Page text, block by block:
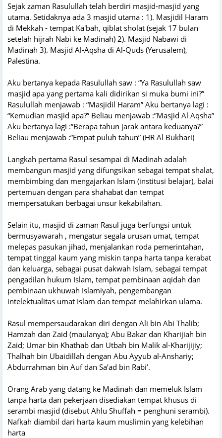
Sejak zaman Rasulullah telah berdiri masjid-masjid yang
utama. Setidaknya ada 3 masjid utama : 1). Masjidil Haram
di Mekkah - tempat Ka'bah, qiblat sholat (sejak 17 bulan
setelah hijrah Nabi ke Madinah) 2). Masjid Nabawi di
Madinah 3). Masjid Al-Aqsha di Al-Quds (Yerusalem),
Palestina.
Aku bertanya kepada Rasulullah saw : “Ya Rasulullah saw
masjid apa yang pertama kali didirikan si muka bumi ini?”
Rasulullah menjawab : “Masjidil Haram” Aku bertanya lagi :
“Kemudian masjid apa?” Beliau menjawab :”Masjid Al Aqsha”
Aku bertanya lagi :”Berapa tahun jarak antara keduanya?”
Beliau menjawab :”Empat puluh tahun” (HR Al Bukhari)
Langkah pertama Rasul sesampai di Madinah adalah
membangun masjid yang difungsikan sebagai tempat shalat,
membimbing dan mengajarkan Islam (institusi belajar), balai
pertemuan dengan para shahabat dan tempat
mempersatukan berbagai unsur kekabilahan.
Selain itu, masjid di zaman Rasul juga berfungsi untuk
bermusyawarah , mengatur segala urusan umat, tempat
melepas pasukan jihad, menjalankan roda pemerintahan,
tempat tinggal kaum yang miskin tanpa harta tanpa kerabat
dan keluarga, sebagai pusat dakwah Islam, sebagai tempat
pengadilan hukum Islam, tempat pembinaan aqidah dan
pembinaan ukhuwah Islamiyah, pengembangan
intelektualitas umat Islam dan tempat melahirkan ulama.
Rasul mempersaudarakan diri dengan Ali bin Abi Thalib;
Hamzah dan Zaid (maulanya); Abu Bakar dan Kharijiah bin
Zaid; Umar bin Khathab dan Utbah bin Malik al-Kharijijiy;
Thalhah bin Ubaidillah dengan Abu Ayyub al-Anshariy;
Abdurrahman bin Auf dan Sa’ad bin Rabi’.
Orang Arab yang datang ke Madinah dan memeluk Islam
tanpa harta dan pekerjaan disediakan tempat khusus di
serambi masjid (disebut Ahlu Shuffah = penghuni serambi).
Nafkah diambil dari harta kaum muslimin yang kelebihan
harta